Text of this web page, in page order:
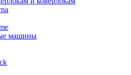
машины